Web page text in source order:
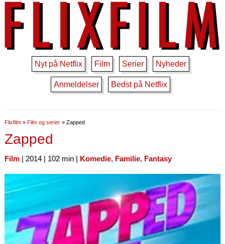
Nyt på Netflix Film Serier Nyheder
Anmeldelser Bedst på Netflix
Flixfilm » Film og serier »Zapped
Zapped
Film| 2014 | 102 min | Komedie, Familie, Fantasy